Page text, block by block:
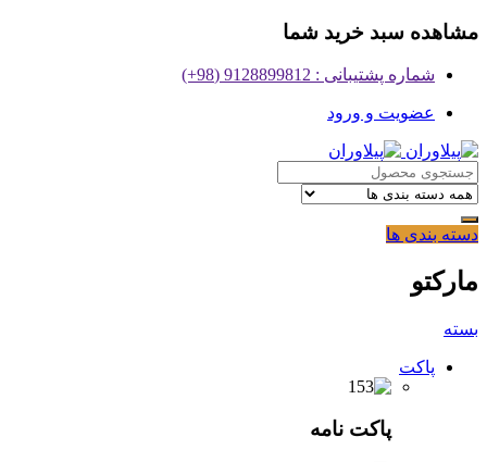
مشاهده سبد خرید شما
شماره پشتیبانی : 9128899812 (98+)
عضویت و ورود
دسته بندی ها
مارکتو
بسته
پاکت
پاکت نامه